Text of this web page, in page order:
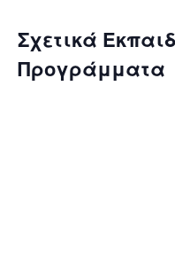
Σχετικά
Προγράμματα